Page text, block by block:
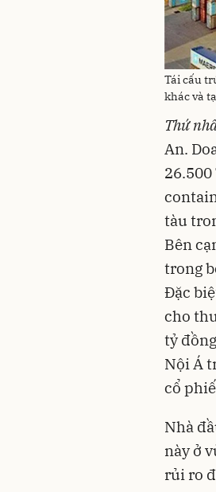
Tái cấu
khác và
Thứ
An.
tàu
Bên
trong
Đặc
cho
tỷ
Nội Á
cổ
Nhà
này ở
rủi ro